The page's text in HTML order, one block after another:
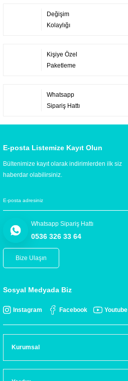
Değişim
Kolaylığı
Kişiye Özel
Paketleme
Whatsapp
Sipariş Hattı
E-posta Listemize Kayıt Olun
Bültenimize kayıt olarak indirimlerden ilk siz
haberdar olabilirsiniz.
Whatsapp Sipariş Hattı
0536 326 33 64
Bize Ulaşın
Sosyal Medyada Biz
Instagram Facebook Youtube
Kurumsal